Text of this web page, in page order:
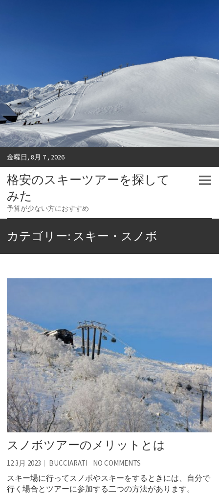
金曜日, 8月 7 , 2026
格安のスキーツアーを探して
みた
予算が少ない方におすすめ
カテゴリー: スキー・スノボ
スノボツアーのメリットとは
12 3月 2023 BUCCIARATI NO COMMENTS
スキー場に行ってスノボやスキーをするときには、自分で
行く場合とツアーに参加する二つの方法があります。